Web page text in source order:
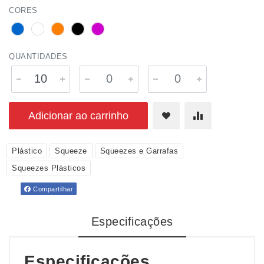
CORES
QUANTIDADES
Adicionar ao carrinho
Plástico Squeeze
Squeezes e Garrafas
Squeezes Plásticos
Compartilhar
Especificações